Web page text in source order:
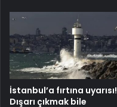
İstanbul’a fırtına uyarısı!
Dışarı çıkmak bile